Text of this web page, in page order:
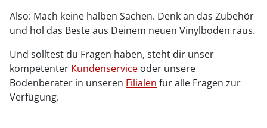
Also: Mach keine halben Sachen. Denk an das Zubehör
und hol das Beste aus Deinem neuen Vinylboden raus.
Und solltest du Fragen haben, steht dir unser
kompetenter Kundenservice oder unsere
Bodenberater in unseren Filialen für alle Fragen zur
Verfügung.